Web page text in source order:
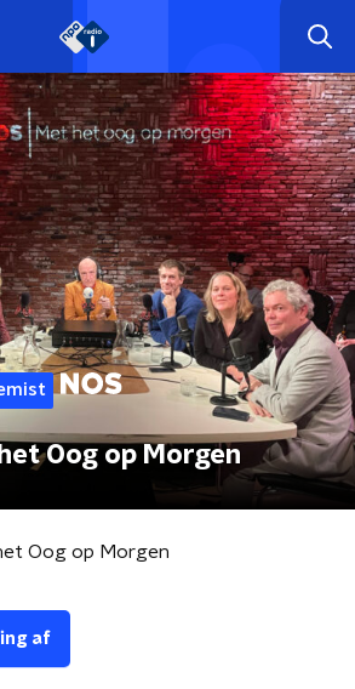
Oog op Morgen
Oog op Morgen
af